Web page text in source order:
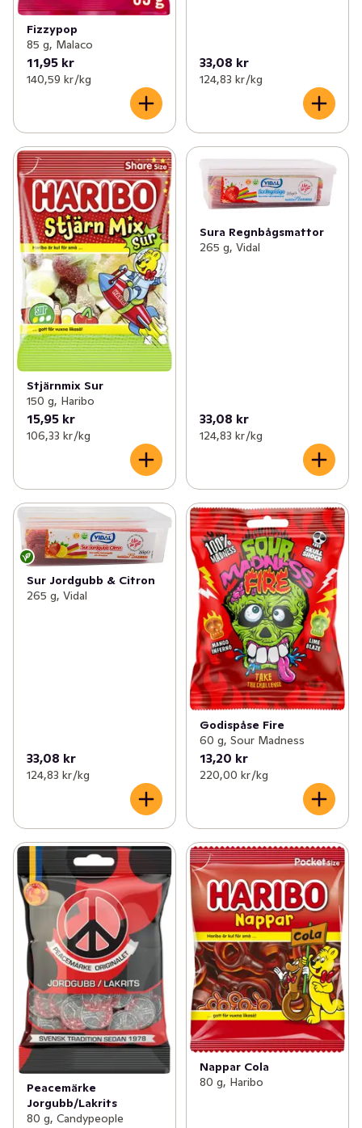
Fizzypop
85 g, Malaco
11,95 kr
140,59 kr /kg
33,08 kr
124,83 kr /kg
Stjärnmix Sur
150 g, Haribo
15,95 kr
106,33 kr /kg
Sura Regnbågsmattor
265 g, Vidal
33,08 kr
124,83 kr /kg
Sur Jordgubb & Citron
265 g, Vidal
33,08 kr
124,83 kr /kg
Godispåse Fire
60 g, Sour Madness
13,20 kr
220,00 kr /kg
Peacemärke
Jorgubb/Lakrits
80 g, Candypeople
Nappar Cola
80 g, Haribo